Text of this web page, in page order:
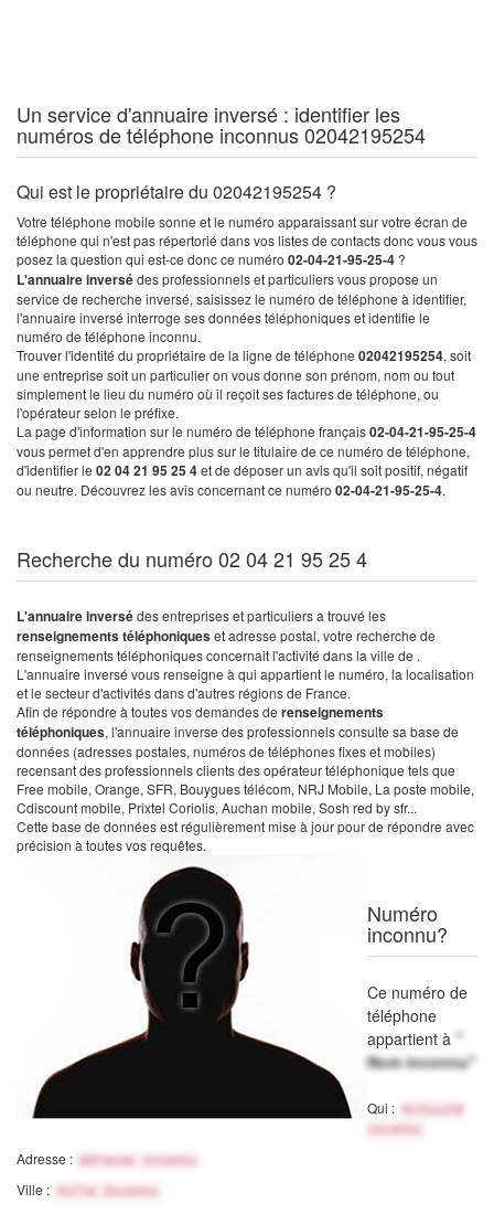
Un service d'annuaire inversé : identifier les
numéros de téléphone inconnus 02042195254
Qui est le propriétaire du 02042195254 ?
Votre téléphone mobile sonne et le numéro apparaissant sur votre écran de
téléphone qui n'est pas répertorié dans vos listes de contacts donc vous vous
posez la question qui est-ce donc ce numéro 02-04-21-95-25-4 ?
L'annuaire inversédes professionnels et particuliers vous propose un
service de recherche inversé, saisissez le numéro de téléphone à identifier,
l'annuaire inversé interroge ses données téléphoniques et identifie le
numéro de téléphone inconnu.
Trouver l'identité du propriétaire de la ligne de téléphone 02042195254, soit
une entreprise soit un particulier on vous donne son prénom, nom ou tout
simplement le lieu du numéro où il reçoit ses factures de téléphone, ou
l'opérateur selon le préfixe.
La page d'information sur le numéro de téléphone français02-04-21-95-25-4
vous permet d'en apprendre plus sur le titulaire de ce numéro de téléphone,
d'identifier le 02 04 21 95 25 4et de déposer un avis qu'il soit positif, négatif
ou neutre. Découvrez les avis concernant ce numéro 02-04-21-95-25-4.
Recherche du numéro 02 04 21 95 25 4
L'annuaire inversédes entreprises et particuliers a trouvé les
renseignements téléphoniqueset adresse postal, votre recherche de
renseignements téléphoniques concernait l'activité dans la ville de .
L'annuaire inversé vous renseigne à qui appartient le numéro, la localisation
et le secteur d'activités dans d'autres régions de France.
Afin de répondre à toutes vos demandes de renseignements
téléphoniques, l'annuaire inverse des professionnels consulte sa base de
données (adresses postales, numéros de téléphones fixes et mobiles)
recensant des professionnels clients des opérateur téléphonique tels que
Free mobile, Orange, SFR, Bouygues télécom, NRJ Mobile, La poste mobile,
Cdiscount mobile, Prixtel Coriolis, Auchan mobile, Sosh red by sfr...
Cette base de données est régulièrement mise à jour pour de répondre avec
précision à toutes vos requêtes.
Numéro
inconnu?
Ce numéro de
téléphone
appartient à "
Nom inconnu"
Qui :
Activité
inconnu
Adresse : Adresse inconnu
Ville : Ville Inconnu